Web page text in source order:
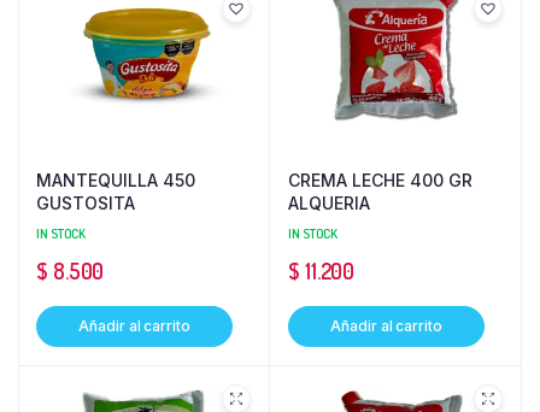
MANTEQUILLA 450
GUSTOSITA
IN STOCK
$ 8.500
Añadir al carrito
CREMA LECHE 400 GR
ALQUERIA
IN STOCK
$ 11.200
Añadir al carrito